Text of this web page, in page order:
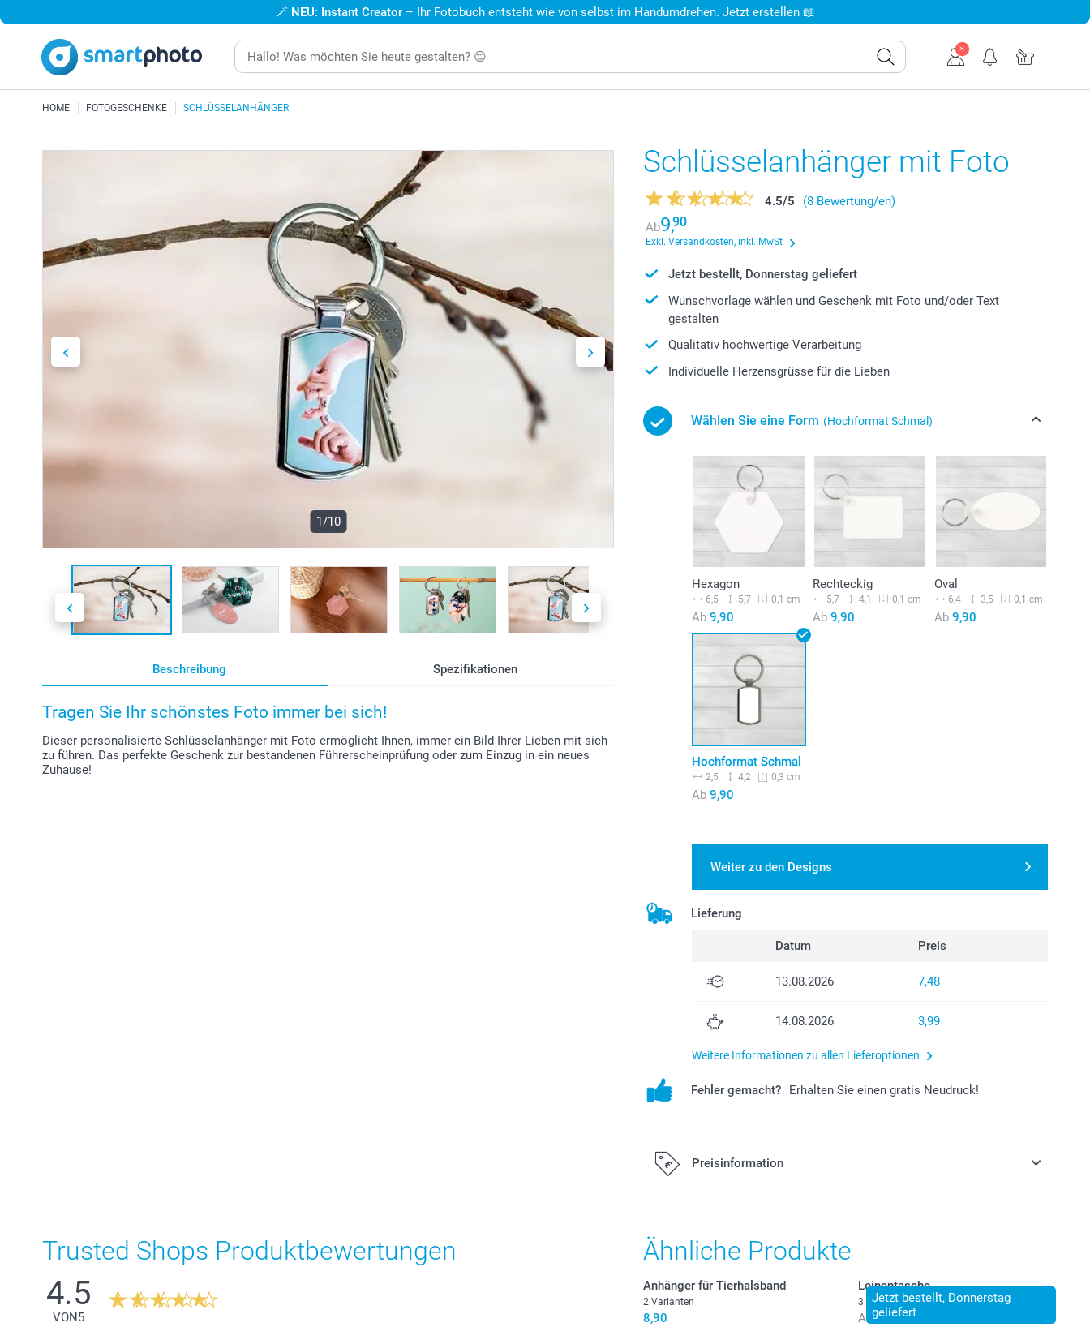
🪄 NEU: Instant Creator – Ihr Fotobuch entsteht wie von selbst im Handumdrehen. Jetzt erstellen 📖
HOME FOTOGESCHENKE SCHLÜSSELANHÄNGER
1/10
Beschreibung Spezifikationen
Tragen Sie Ihr schönstes Foto immer bei sich!
Dieser personalisierte Schlüsselanhänger mit Foto ermöglicht Ihnen, immer ein Bild Ihrer Lieben mit sich
zu führen. Das perfekte Geschenk zur bestandenen Führerscheinprüfung oder zum Einzug in ein neues
Zuhause!
Schlüsselanhänger mit Foto
4.5/5
(8 Bewertung/en)
Ab9,90
Exkl. Versandkosten, inkl. MwSt
Jetzt bestellt, Donnerstag geliefert
Wunschvorlage wählen und Geschenk mit Foto und/oder Text
gestalten
Qualitativ hochwertige Verarbeitung
Individuelle Herzensgrüsse für die Lieben
Wählen Sie eine Form (Hochformat Schmal)
Hexagon
6,5 5,7 0,1 cm
Ab 9,90
Rechteckig
5,7 4,1 0,1 cm
Ab 9,90
Oval
6,4 3,5 0,1 cm
Ab9,90
Hochformat Schmal
2,5 4,2 0,3 cm
Ab 9,90
Weiter zu den Designs
Lieferung
Datum Preis
13.08.2026 7,48
14.08.2026 3,99
Weitere Informationen zu allen Lieferoptionen
Fehler gemacht? Erhalten Sie einen gratis Neudruck!
Preisinformation
Versandkosten.
Trusted Shops Produktbewertungen
4.5
VON5
Ähnliche Produkte
Anhänger für Tierhalsband
2 Varianten
8,90
Jetzt bestellt, Donnerstag
geliefert
Leinentasche
3 Varianten
Ab 13,95